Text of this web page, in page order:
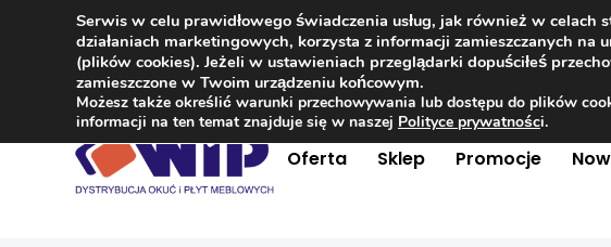
Kontakt +48 504 181 848
Oferta Sklep Promocje
Serwis w celu prawidłowego świadczenia usług, jak również w celach
działaniach marketingowych, korzysta z informacji zamieszczanych
(plików cookies). Jeżeli w ustawieniach przeglądarki dopuściłeś
zamieszczone w Twoim urządzeniu końcowym.
Możesz także określić warunki przechowywania lub dostępu do plików
informacji na ten temat znajduje się w naszej Polityce prywatności.